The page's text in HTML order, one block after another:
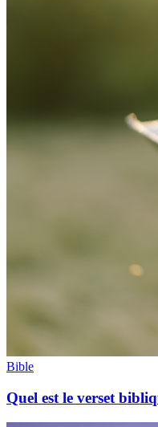
Bible
Quel est le verset